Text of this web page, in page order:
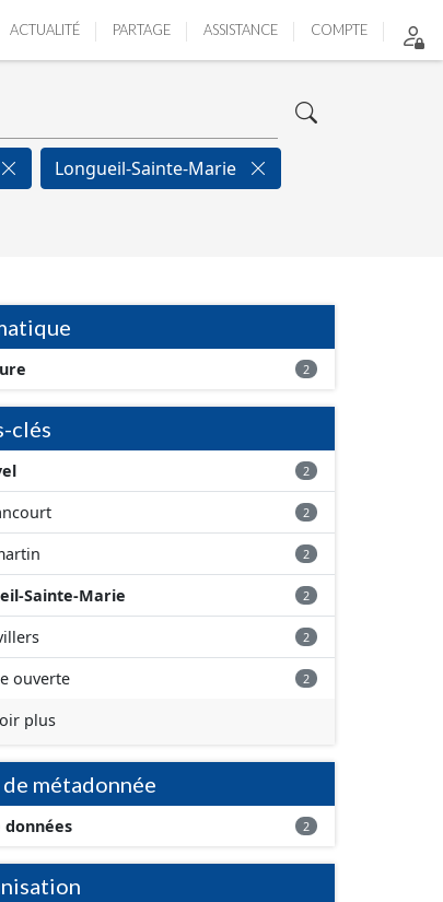
ACTUALITÉ PARTAGE ASSISTANCE COMPTE
Longueil-Sainte-Marie
2
clés
2
2
2
Sainte-Marie 2
2
ouverte 2
plus
de métadonnée
données 2